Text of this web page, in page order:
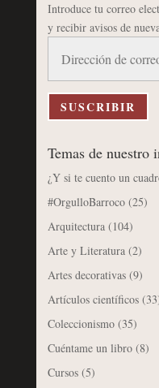
Introduce tu correo
y recibir avisos de
correo
electrónico
SUSCRIBIR
Temas de nuestro
¿Y si te cuento un
#OrgulloBarroco(25)
Arquitectura(104)
Arte y Literatura(2)
Artes decorativas(9)
Artículos científicos
Coleccionismo(35)
Cuéntame un libro(8)
Cursos(5)